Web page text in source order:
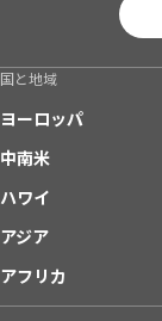
国と地域
ヨーロッパ
中南米
ハワイ
アジア
アフリカ